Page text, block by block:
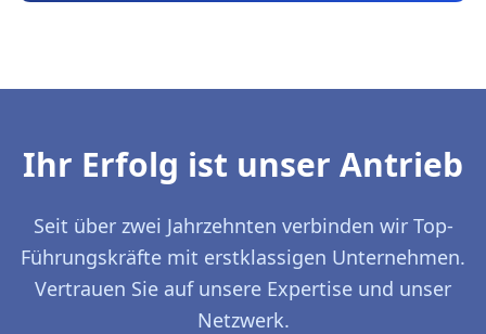
Ihr Erfolg ist unser Antrieb
Seit über zwei Jahrzehnten verbinden wir Top-
Führungskräfte mit erstklassigen Unternehmen.
Vertrauen Sie auf unsere Expertise und unser
Netzwerk.